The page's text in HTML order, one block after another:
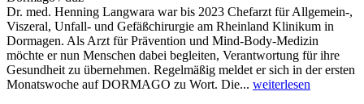
Dr. med. Henning Langwara war bis 2023 Chefarzt für Allgemein-,
Viszeral, Unfall- und Gefäßchirurgie am Rheinland Klinikum in
Dormagen. Als Arzt für Prävention und Mind-Body-Medizin
möchte er nun Menschen dabei begleiten, Verantwortung für ihre
Gesundheit zu übernehmen. Regelmäßig meldet er sich in der ersten
Monatswoche auf DORMAGO zu Wort. Die... weiterlesen